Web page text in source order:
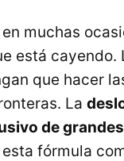
muchas
está
que hacer
La
de
fórmula